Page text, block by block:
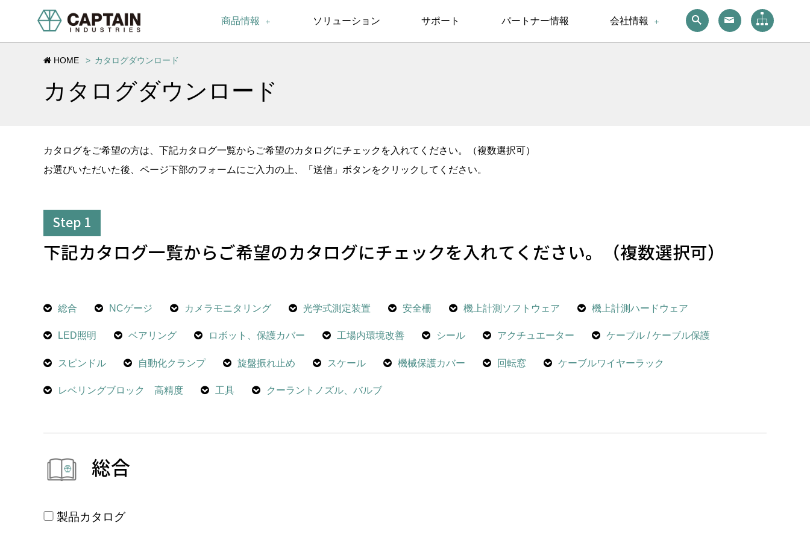
商品情報 ソリューション サポート パートナー情報 会社情報
HOME カタログダウンロード
カタログダウンロード
カタログをご希望の方は、下記カタログ一覧からご希望のカタログにチェックを入れてください。（複数選択可）
お選びいただいた後、ページ下部のフォームにご入力の上、「送信」ボタンをクリックしてください。
Step 1
下記カタログ一覧からご希望のカタログにチェックを入れてください。（複数選択可）
総合 NCゲージ カメラモニタリング 光学式測定装置 安全柵 機上計測ソフトウェア 機上計測ハードウェア
LED照明 ベアリング ロボット、保護カバー 工場内環境改善 シール アクチュエーター ケーブル / ケーブル保護
スピンドル 自動化クランプ 旋盤振れ止め スケール 機械保護カバー 回転窓 ケーブルワイヤーラック
レベリングブロック 高精度 工具 クーラントノズル、バルブ
総合
製品カタログ